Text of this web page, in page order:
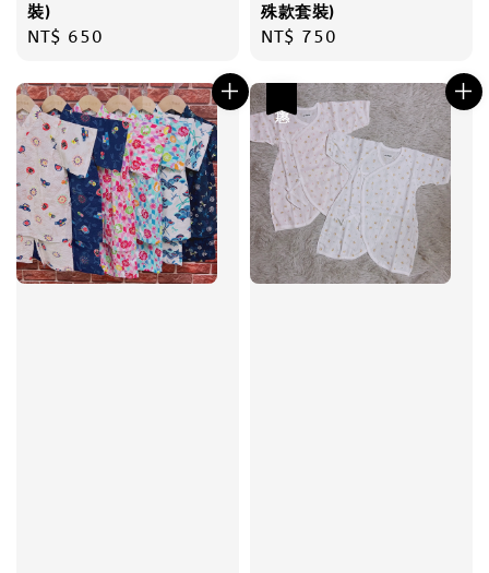
裝)
Regular
NT$ 650
殊款套裝)
Regular
NT$ 750